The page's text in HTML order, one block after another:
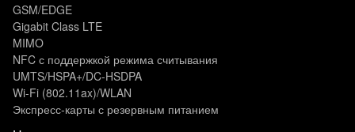
GSM/EDGE
Gigabit Class LTE
MIMO
NFC с поддержкой режима считывания
UMTS/HSPA+/DC‑HSDPA
Wi-Fi (802.11​ax)/WLAN
Экспресс‑карты с резервным питанием